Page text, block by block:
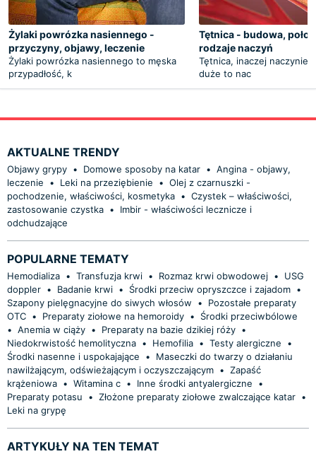
Żylaki powrózka nasiennego -
przyczyny, objawy, leczenie
Żylaki powrózka nasiennego to męska
przypadłość, k
Tętnica - budowa,
rodzaje naczyń
Tętnica, inaczej naczynie
duże to nac
AKTUALNE TRENDY
Objawy grypy • Domowe sposoby na katar • Angina - objawy,
leczenie
• Leki na przeziębienie • Olej z czarnuszki -
pochodzenie, właściwości, kosmetyka • Czystek – właściwości,
zastosowanie czystka •
Imbir - właściwości lecznicze i
odchudzające
POPULARNE TEMATY
Hemodializa • Transfuzja krwi • Rozmaz krwi obwodowej •
USG
doppler • Badanie krwi • Środki przeciw opryszczce i zajadom •
Szapony pielęgnacyjne do siwych włosów
•
Pozostałe preparaty
OTC • Preparaty ziołowe na hemoroidy •
Środki przeciwbólowe
• Anemia w ciąży • Preparaty na bazie dzikiej róży •
Niedokrwistość hemolityczna • Hemofilia • Testy alergiczne
•
Środki nasenne i uspokajające
•
Maseczki do twarzy o działaniu
nawilżającym, odświeżającym i oczyszczającym • Zapaść
krążeniowa • Witamina c • Inne środki antyalergiczne
•
Preparaty potasu
• Złożone preparaty ziołowe zwalczające katar •
Leki na grypę
ARTYKUŁY NA TEN TEMAT